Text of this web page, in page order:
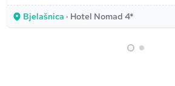
Bjelašnica · Hotel Nomad 4*